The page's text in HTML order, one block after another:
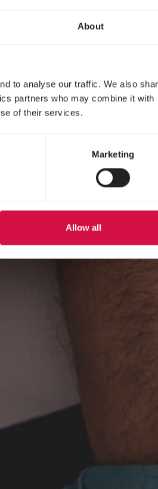
About
to analyse our traffic. We also
partners who may combine it with
of their services.
Marketing
Allow all